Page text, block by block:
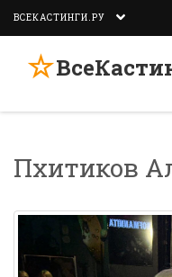
ВСЕКАСТИНГИ.РУ
☆
Пхитиков